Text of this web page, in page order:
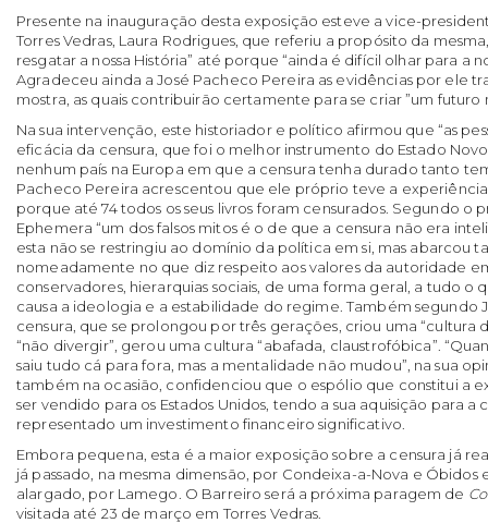
Presente na inauguração desta exposição esteve a vice-
Torres Vedras, Laura Rodrigues, que referiu a propósito da
resgatar a nossa História” até porque “ainda é difícil olhar para a
Agradeceu ainda a José Pacheco Pereira as evidências por ele
mostra, as quais contribuirão certamente para se criar ”um futuro
Na sua intervenção, este historiador e político afirmou que “as
eficácia da censura, que foi o melhor instrumento do Estado
nenhum país na Europa em que a censura tenha durado tanto
Pacheco Pereira acrescentou que ele próprio teve a
porque até 74 todos os seus livros foram censurados. Segundo o
Ephemera “um dos falsos mitos é o de que a censura não era
esta não se restringiu ao domínio da política em si, mas abarcou
nomeadamente no que diz respeito aos valores da autoridade
conservadores, hierarquias sociais, de uma forma geral, a tudo o
causa a ideologia e a estabilidade do regime. Também segundo
censura, que se prolongou por três gerações, criou uma “cultura
“não divergir”, gerou uma cultura “abafada, claustrofóbica”.
saiu tudo cá para fora, mas a mentalidade não mudou”, na sua
também na ocasião, confidenciou que o espólio que constitui a
ser vendido para os Estados Unidos, tendo a sua aquisição para
representado um investimento financeiro significativo.
Embora pequena, esta é a maior exposição sobre a censura já
já passado, na mesma dimensão, por Condeixa-a-Nova e Óbidos
alargado, por Lamego. O Barreiro será a próxima paragem de
visitada até 23 de março em Torres Vedras.